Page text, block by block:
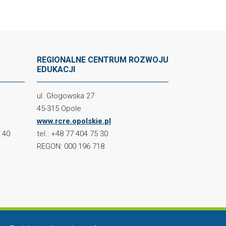
40
REGIONALNE CENTRUM ROZWOJU
EDUKACJI
ul. Głogowska 27
45-315 Opole
www.rcre.opolskie.pl
tel.: +48 77 404 75 30
REGON: 000 196 718